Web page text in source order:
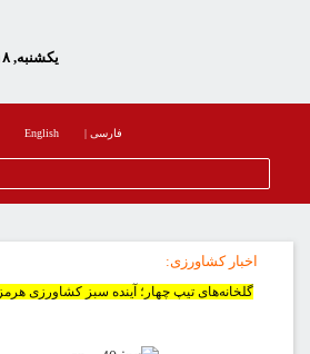
یکشنبه, ۱۸ مرداد ۱۴۰۵
English
اخبار کشاورزی:
گلخانه‌های تیپ چهار؛ آینده سبز کشاورزی هرمزگان